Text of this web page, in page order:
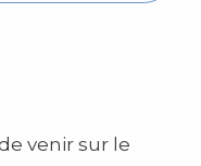
venir sur le